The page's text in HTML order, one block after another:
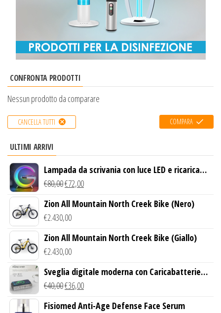
CONFRONTA PRODOTTI
Nessun prodotto da comparare
CANCELLA TUTTI COMPARA
ULTIMI ARRIVI
Lampada da scrivania con luce LED e ricarica
wireless
€80,00€72,00
Zion All Mountain North Creek Bike (Nero)
€2.430,00
Zion All Mountain North Creek Bike (Giallo)
€2.430,00
Sveglia digitale moderna con Caricabatterie
Wireless Qi
€40,00€36,00
Fisiomed Anti-Age Defense Face Serum